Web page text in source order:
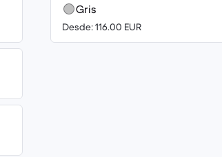
Gris
Desde: 116.00 EUR